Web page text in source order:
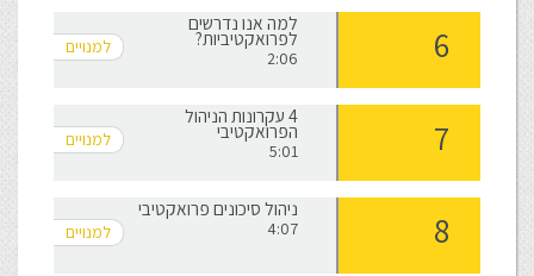
למה אנו נדרשים
לפרואקטיביות?
2:06
4 עקרונות הניהול
הפרואקטיבי
5:01
ניהול סיכונים פרואקטיבי
4:07